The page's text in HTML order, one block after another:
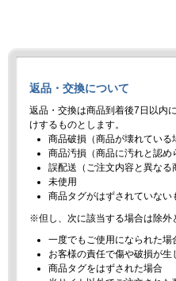
返品・交換について
返品・交換は商品到着後7日以内
けするものとします。
商品破損（商品が壊れている
商品汚損（商品に汚れと認め
誤配送（ご注文内容と異なる
未使用
商品タグがはずされていない
※但し、次に該当する場合は除外
一度でもご使用になられた場
お客様の責任で傷や破損が生
商品タグをはずされた場合